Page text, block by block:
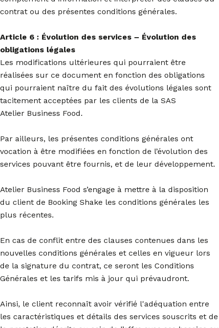
contrat ou des présentes conditions générales.
Article 6 : Évolution des services – Évolution des
obligations légales
Les modifications ultérieures qui pourraient être
réalisées sur ce document en fonction des obligations
qui pourraient naître du fait des évolutions légales sont
tacitement acceptées par les clients de la SAS
Atelier Business Food.
Par ailleurs, les présentes conditions générales ont
vocation à être modifiées en fonction de l’évolution des
services pouvant être fournis, et de leur développement.
Atelier Business Food s’engage à mettre à la disposition
du client de Booking Shake les conditions générales les
plus récentes.
En cas de conflit entre des clauses contenues dans les
nouvelles conditions générales et celles en vigueur lors
de la signature du contrat, ce seront les Conditions
Générales et les tarifs mis à jour qui prévaudront.
Ainsi, le client reconnaît avoir vérifié l'adéquation entre
les caractéristiques et détails des services souscrits et de